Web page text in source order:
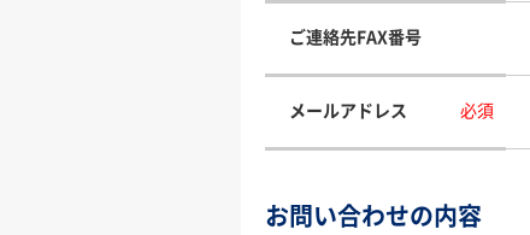
ご連絡先FAX番号
メールアドレス 必須
お問い合わせの内容